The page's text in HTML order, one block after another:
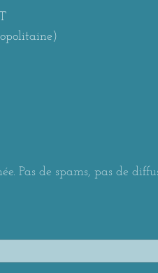
Pas de spams, pas de